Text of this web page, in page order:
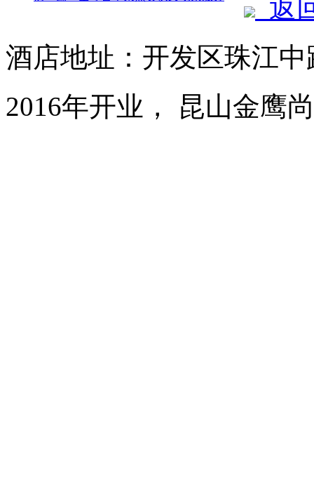
返
酒店地址：开发区珠江
2016年开业， 昆山金